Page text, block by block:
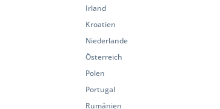
Irland
Kroatien
Niederlande
Österreich
Polen
Portugal
Rumänien